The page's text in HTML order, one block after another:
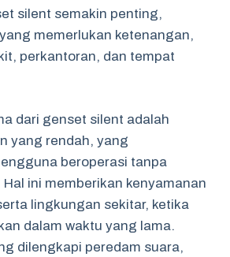
silent semakin penting,
memerlukan ketenangan,
perkantoran, dan tempat
dari genset silent adalah
yang rendah, yang
beroperasi tanpa
ini memberikan kenyamanan
lingkungan sekitar, ketika
dalam waktu yang lama.
dilengkapi peredam suara,